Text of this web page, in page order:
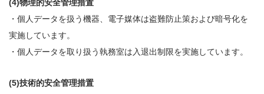
(4)物理的安全管理措置
・個人データを扱う機器、電子媒体は盗難防止策および暗号化を
実施しています。
・個人データを取り扱う執務室は入退出制限を実施しています。
(5)技術的安全管理措置